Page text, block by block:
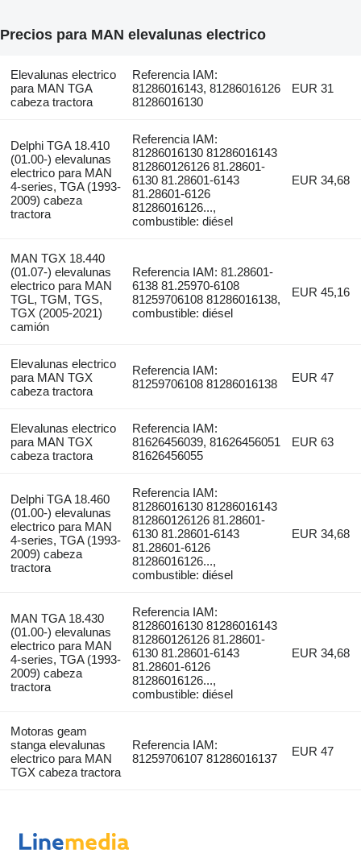
Precios para MAN elevalunas electrico
Elevalunas electrico
para MAN TGA
cabeza tractora
Referencia IAM:
81286016143, 81286016126
81286016130
EUR 31
Delphi TGA 18.410
(01.00-) elevalunas
electrico para MAN
4-series, TGA (1993-
2009) cabeza
tractora
Referencia IAM:
81286016130 81286016143
812860126126 81.28601-
6130 81.28601-6143
81.28601-6126
81286016126...,
combustible: diésel
EUR 34,68
MAN TGX 18.440
(01.07-) elevalunas
electrico para MAN
TGL, TGM, TGS,
TGX (2005-2021)
camión
Referencia IAM: 81.28601-
6138 81.25970-6108
81259706108 81286016138,
combustible: diésel
EUR 45,16
Elevalunas electrico
para MAN TGX
cabeza tractora
Referencia IAM:
81259706108 81286016138
EUR 47
Elevalunas electrico
para MAN TGX
cabeza tractora
Referencia IAM:
81626456039, 81626456051
81626456055
EUR 63
Delphi TGA 18.460
(01.00-) elevalunas
electrico para MAN
4-series, TGA (1993-
2009) cabeza
tractora
Referencia IAM:
81286016130 81286016143
812860126126 81.28601-
6130 81.28601-6143
81.28601-6126
81286016126...,
combustible: diésel
EUR 34,68
MAN TGA 18.430
(01.00-) elevalunas
electrico para MAN
4-series, TGA (1993-
2009) cabeza
tractora
Referencia IAM:
81286016130 81286016143
812860126126 81.28601-
6130 81.28601-6143
81.28601-6126
81286016126...,
combustible: diésel
EUR 34,68
Motoras geam
stanga elevalunas
electrico para MAN
TGX cabeza tractora
Referencia IAM:
81259706107 81286016137
EUR 47